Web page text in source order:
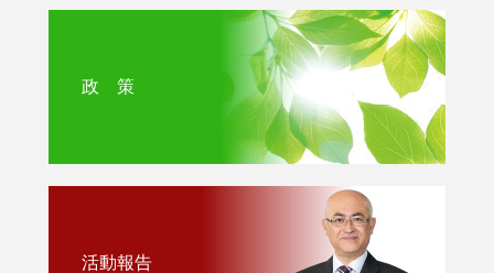
政 策
活動報告